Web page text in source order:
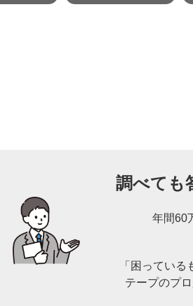
調べても
年間60
「困ってい
テープのプ